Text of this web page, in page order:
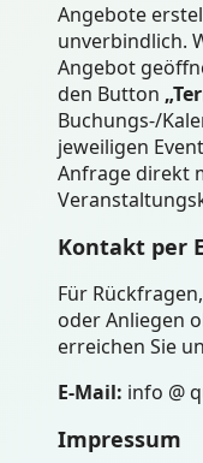
Angebote
unverbindlich.
Angebot
den Button
Buchungs-/
jeweiligen
Anfrage direkt
Kontakt per
Für
oder Anliegen
erreichen Sie
E-Mail: info @
Impressum